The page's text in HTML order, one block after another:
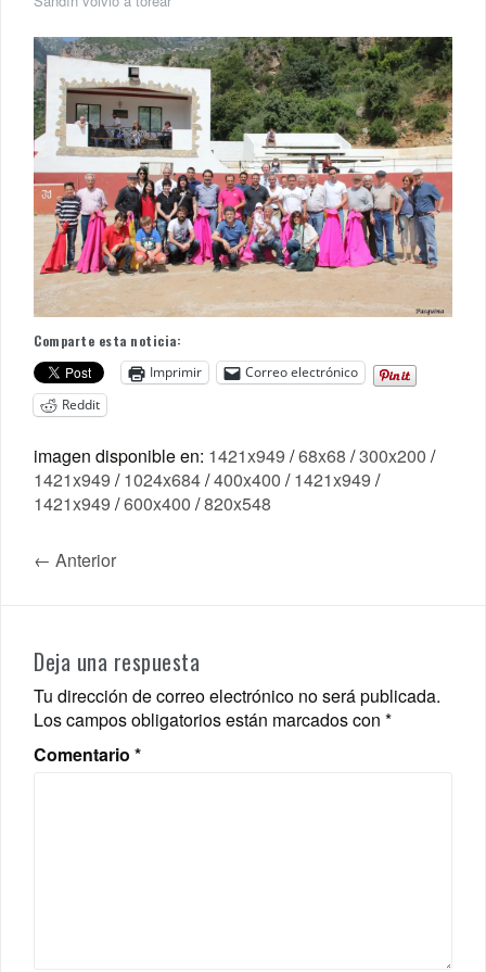
Comparte esta noticia:
Imprimir
Correo electrónico
Reddit
imagen disponible en: 1421x949 /68x68 /300x200 /
1421x949 /1024x684/400x400 /1421x949 /
1421x949 /600x400 /820x548
← Anterior
Deja una respuesta
Tu dirección de correo electrónico no será publicada.
Los campos obligatorios están marcados con *
Comentario *